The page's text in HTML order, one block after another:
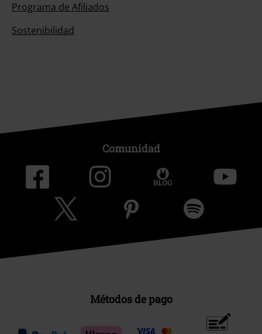
Programa de Afiliados
Sostenibilidad
Comunidad
Métodos de pago